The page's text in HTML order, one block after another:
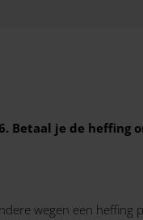
Betaal je de heffing
wegen een heffing